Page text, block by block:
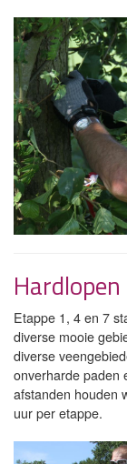
Hardlopen
Etappe 1, 4 en 7
diverse mooie
diverse
onverharde paden
afstanden houden
uur per etappe.